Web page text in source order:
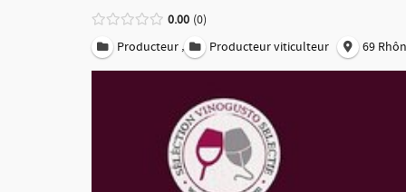
0.00 0
Producteur , Producteur viticulteur 69